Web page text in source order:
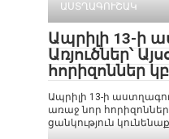
ԱՍՏՂԱԳՈՒՇԱԿ
Ապրիլի 13-ի
Առյուծներ՝
հորիզոններ
Ապրիլի 13-ի
առաջ նոր հորիզոններ
ցանկություն